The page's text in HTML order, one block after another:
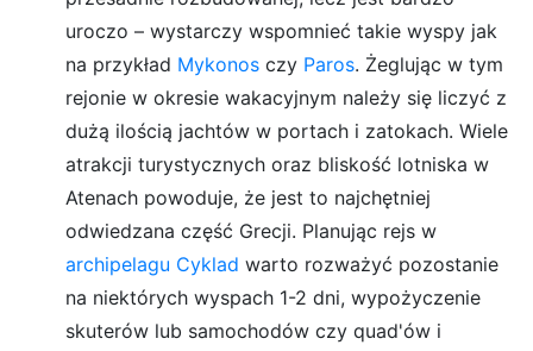
uroczo – wystarczy wspomnieć takie wyspy jak
na przykład Mykonos czy Paros. Żeglując w tym
rejonie w okresie wakacyjnym należy się liczyć z
dużą ilością jachtów w portach i zatokach. Wiele
atrakcji turystycznych oraz bliskość lotniska w
Atenach powoduje, że jest to najchętniej
odwiedzana część Grecji. Planując rejs w
archipelagu Cyklad warto rozważyć pozostanie
na niektórych wyspach 1-2 dni, wypożyczenie
skuterów lub samochodów czy quad'ów i